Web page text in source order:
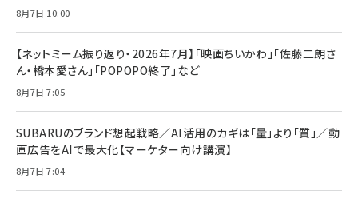
8月7日 10:00
【ネットミーム振り返り・2026年7月】「映画ちいかわ」「佐藤二朗さ
ん・橋本愛さん」「POPOPO終了」など
8月7日 7:05
SUBARUのブランド想起戦略／AI活用のカギは「量」より「質」／動
画広告をAIで最大化【マーケター向け講演】
8月7日 7:04